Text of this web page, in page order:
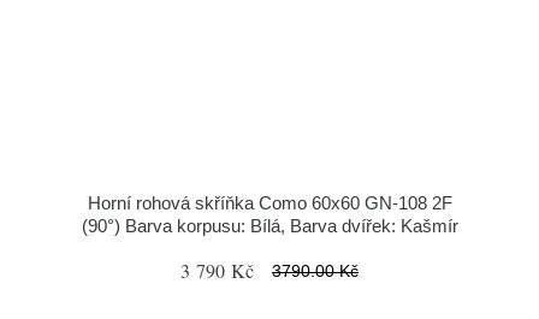
Horní rohová skříňka Como 60x60 GN-108 2F
(90°) Barva korpusu: Bílá, Barva dvířek: Kašmír
3 790 Kč 3790.00 Kč